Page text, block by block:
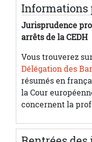
Informations
Jurisprudence
arrêts de la CEDH
Vous trouverez
Délégation des
résumés en
la Cour
concernent la